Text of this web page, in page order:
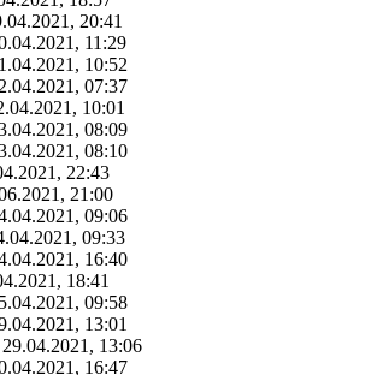
20:41
11:29
10:52
07:37
10:01
08:09
08:10
22:43
21:00
09:06
09:33
16:40
18:41
09:58
13:01
13:06
16:47